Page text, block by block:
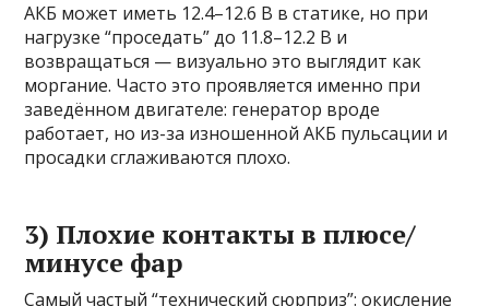
АКБ может иметь 12.4–12.6 В в статике, но при
нагрузке “проседать” до 11.8–12.2 В и
возвращаться — визуально это выглядит как
моргание. Часто это проявляется именно при
заведённом двигателе: генератор вроде
работает, но из-за изношенной АКБ пульсации и
просадки сглаживаются плохо.
3) Плохие контакты в плюсе/
минусе фар
Самый частый “технический сюрприз”: окисление